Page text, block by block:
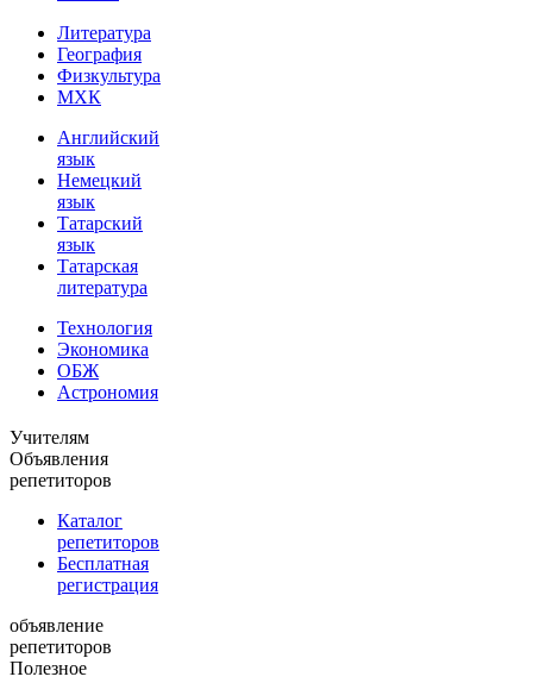
Литература
География
Физкультура
МХК
Английский
язык
Немецкий
язык
Татарский
язык
Татарская
литература
Технология
Экономика
ОБЖ
Астрономия
Учителям
Объявления
репетиторов
Каталог
репетиторов
Бесплатная
регистрация
объявление
репетиторов
Полезное